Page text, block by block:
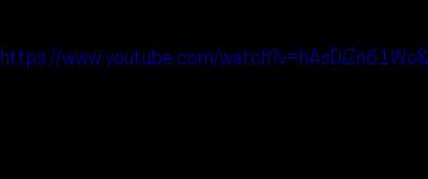
https://www.youtube.com/